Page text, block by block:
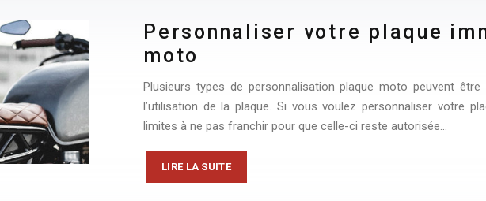
Personnaliser votre plaque
moto
Plusieurs types de personnalisation plaque moto peuvent
l’utilisation de la plaque. Si vous voulez personnaliser votre
limites à ne pas franchir pour que celle-ci reste autorisée…
LIRE LA SUITE